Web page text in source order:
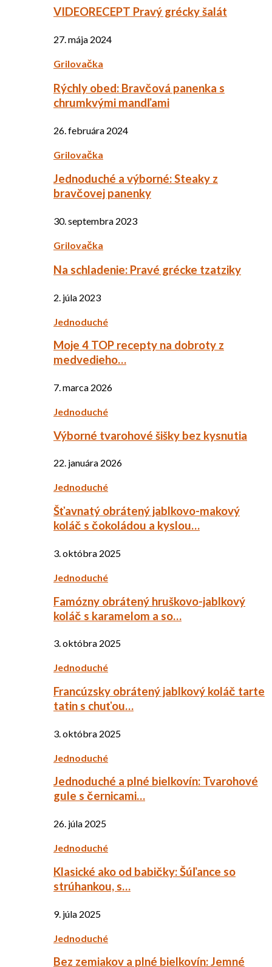
VIDEORECEPT Pravý grécky šalát
27. mája 2024
Grilovačka
Rýchly obed: Bravčová panenka s
chrumkvými mandľami
26. februára 2024
Grilovačka
Jednoduché a výborné: Steaky z
bravčovej panenky
30. septembra 2023
Grilovačka
Na schladenie: Pravé grécke tzatziky
2. júla 2023
Jednoduché
Moje 4 TOP recepty na dobroty z
medvedieho…
7. marca 2026
Jednoduché
Výborné tvarohové šišky bez kysnutia
22. januára 2026
Jednoduché
Šťavnatý obrátený jablkovo-makový
koláč s čokoládou a kyslou…
3. októbra 2025
Jednoduché
Famózny obrátený hruškovo-jablkový
koláč s karamelom a so…
3. októbra 2025
Jednoduché
Francúzsky obrátený jablkový koláč tarte
tatin s chuťou…
3. októbra 2025
Jednoduché
Jednoduché a plné bielkovín: Tvarohové
gule s černicami…
26. júla 2025
Jednoduché
Klasické ako od babičky: Šúľance so
strúhankou, s…
9. júla 2025
Jednoduché
Bez zemiakov a plné bielkovín: Jemné